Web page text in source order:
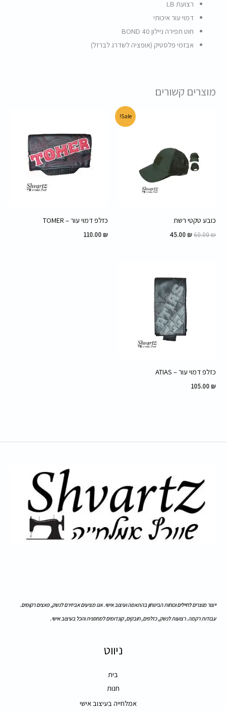
רצועת LB
דמוי עור איכותי
חוט תפירה ניילון BOND 40
אבזמי פלסטיק (אופציה לשדרג לברזל)
מוצרים קשורים
Sale!
כובע טקטי רשת
60.00₪
45.00 ₪
כזלפ דמוי עור – TOMER
110.00 ₪
כזלפ דמוי עור – ATIAS
105.00 ₪
ייצור מוצרים לחיילים וכוחות הביטחון בהתאמה ועיצוב אישי. אנו מציעים אביזירם לנשק, פאצים רקומים.
עבודות רקמה. רצועות לנשק, כזלפים, חובקים, קונדומים למחסנית והכל בעיצוב אישי.
ניווט
בית
חנות
אמלחייה בעיצוב אישי